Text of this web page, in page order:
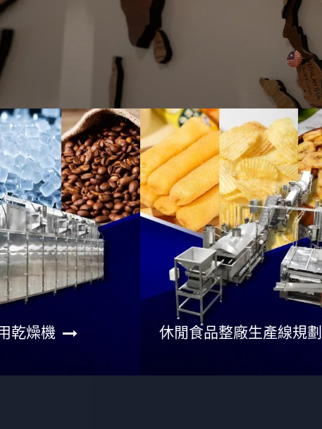
乾燥機 休閒食品整廠生產線規劃